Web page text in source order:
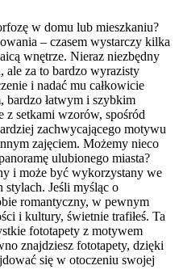
w domu lub mieszkaniu?
– czasem wystarczy kilka
wnętrze. Nieraz niezbędny
ale za to bardzo wyrazisty
i nadać mu całkowicie
bardzo łatwym i szybkim
z setkami wzorów, spośród
zachwycającego motywu
zajęciem. Możemy nieco
ulubionego miasta?
i może być wykorzystany we
Jeśli myśląc o
romantyczny, w pewnym
i kultury, świetnie trafiłeś. Ta
fototapety z motywem
znajdziesz fototapety, dzięki
się w otoczeniu swojej